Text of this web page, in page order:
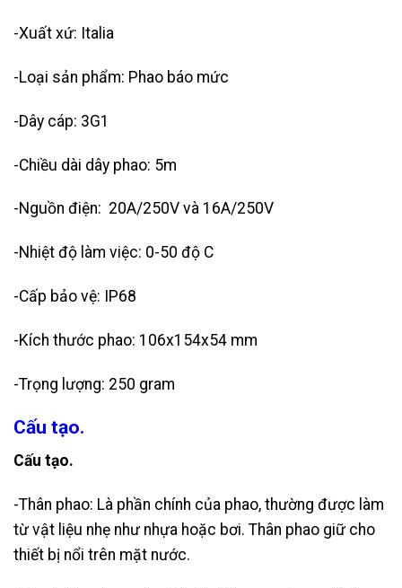
-Xuất xứ: Italia
-Loại sản phẩm: Phao báo mức
-Dây cáp: 3G1
-Chiều dài dây phao: 5m
-Nguồn điện: 20A/250V và 16A/250V
-Nhiệt độ làm việc: 0-50 độ C
-Cấp bảo vệ: IP68
-Kích thước phao: 106x154x54 mm
-Trọng lượng: 250 gram
Cấu tạo.
Cấu tạo.
-Thân phao: Là phần chính của phao, thường được làm
từ vật liệu nhẹ như nhựa hoặc bơi. Thân phao giữ cho
thiết bị nổi trên mặt nước.